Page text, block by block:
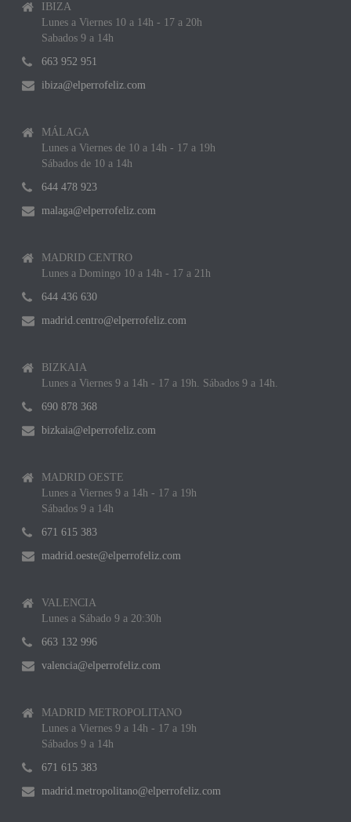
IBIZA
Lunes a Viernes 10 a 14h - 17 a 20h
Sabados 9 a 14h
663 952 951
ibiza@elperrofeliz.com
MÁLAGA
Lunes a Viernes de 10 a 14h - 17 a 19h
Sábados de 10 a 14h
644 478 923
malaga@elperrofeliz.com
MADRID CENTRO
Lunes a Domingo 10 a 14h - 17 a 21h
644 436 630
madrid.centro@elperrofeliz.com
BIZKAIA
Lunes a Viernes 9 a 14h - 17 a 19h. Sábados 9 a 14h.
690 878 368
bizkaia@elperrofeliz.com
MADRID OESTE
Lunes a Viernes 9 a 14h - 17 a 19h
Sábados 9 a 14h
671 615 383
madrid.oeste@elperrofeliz.com
VALENCIA
Lunes a Sábado 9 a 20:30h
663 132 996
valencia@elperrofeliz.com
MADRID METROPOLITANO
Lunes a Viernes 9 a 14h - 17 a 19h
Sábados 9 a 14h
671 615 383
madrid.metropolitano@elperrofeliz.com